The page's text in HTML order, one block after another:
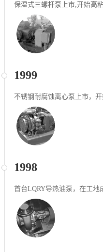
保温式三螺杆泵上市,开始高
1999
不锈钢耐腐蚀离心泵上市，开
1998
首台LQRY导热油泵，在工